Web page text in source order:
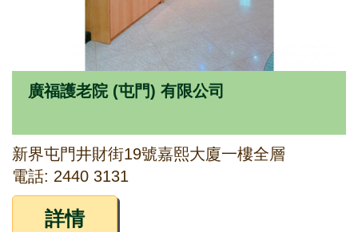
廣福護老院 (屯門) 有限公司
新界屯門井財街19號嘉熙大廈一樓全層
電話: 2440 3131
詳情